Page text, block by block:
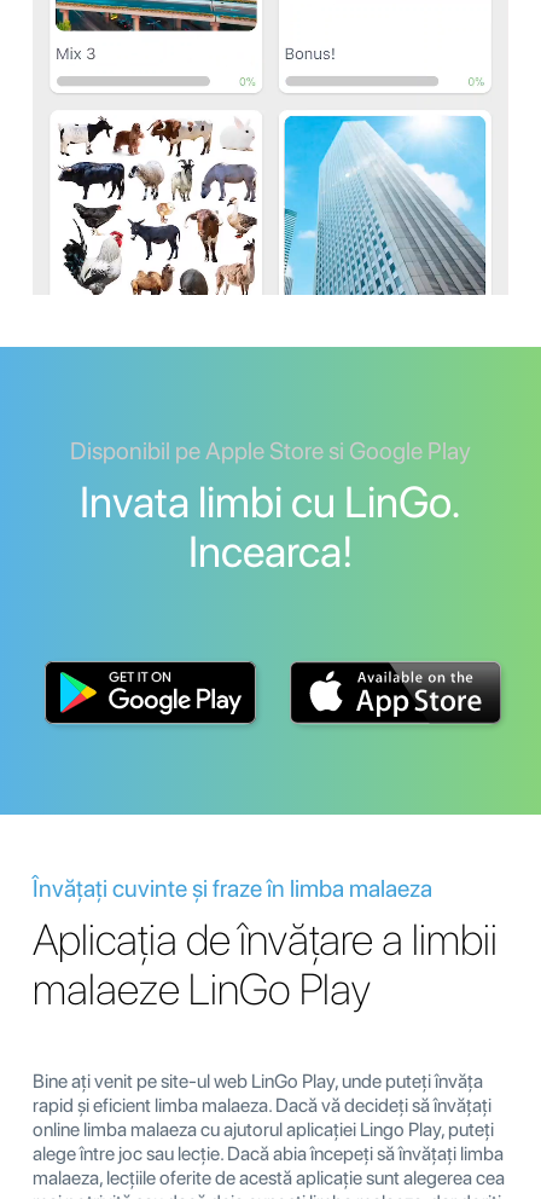
Disponibil pe Apple Store si Google Play
Invata limbi cu LinGo.
Incearca!
Învățați cuvinte și fraze în limba malaeza
Aplicația de învățare a limbii
malaeze LinGo Play
Bine ați venit pe site-ul web LinGo Play, unde puteți învăța
rapid și eficient limba malaeza. Dacă vă decideți să învățați
online limba malaeza cu ajutorul aplicației Lingo Play, puteți
alege între joc sau lecție. Dacă abia începeți să învățați limba
malaeza, lecțiile oferite de acestă aplicație sunt alegerea cea